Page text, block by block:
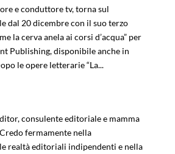
e conduttore tv, torna sul
dal 20 dicembre con il suo terzo
la cerva anela ai corsi d’acqua” per
Publishing, disponibile anche in
le opere letterarie “La...
consulente editoriale e mamma
fermamente nella
realtà editoriali indipendenti e nella